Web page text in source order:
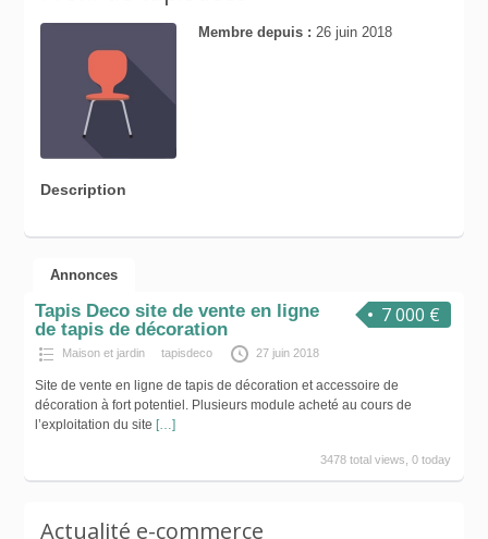
Membre depuis : 26 juin 2018
Description
Annonces
7 000 €
Tapis Deco site de vente en ligne
de tapis de décoration
Maison et jardin tapisdeco 27 juin 2018
Site de vente en ligne de tapis de décoration et accessoire de
décoration à fort potentiel. Plusieurs module acheté au cours de
l’exploitation du site […]
3478 total views, 0 today
Actualité e-commerce